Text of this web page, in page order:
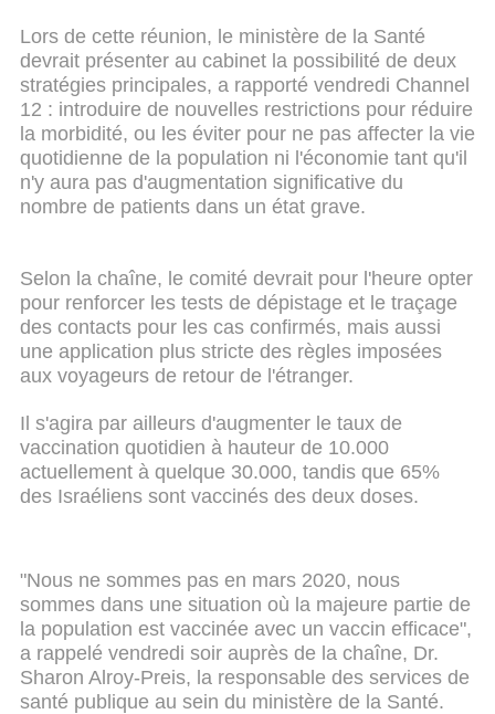
Lors de cette réunion, le ministère de la Santé
devrait présenter au cabinet la possibilité de deux
stratégies principales, a rapporté vendredi Channel
12 : introduire de nouvelles restrictions pour réduire
la morbidité, ou les éviter pour ne pas affecter la vie
quotidienne de la population ni l'économie tant qu'il
n'y aura pas d'augmentation significative du
nombre de patients dans un état grave.
Selon la chaîne, le comité devrait pour l'heure opter
pour renforcer les tests de dépistage et le traçage
des contacts pour les cas confirmés, mais aussi
une application plus stricte des règles imposées
aux voyageurs de retour de l'étranger.
Il s'agira par ailleurs d'augmenter le taux de
vaccination quotidien à hauteur de 10.000
actuellement à quelque 30.000, tandis que 65%
des Israéliens sont vaccinés des deux doses.
"Nous ne sommes pas en mars 2020, nous
sommes dans une situation où la majeure partie de
la population est vaccinée avec un vaccin efficace",
a rappelé vendredi soir auprès de la chaîne, Dr.
Sharon Alroy-Preis, la responsable des services de
santé publique au sein du ministère de la Santé.